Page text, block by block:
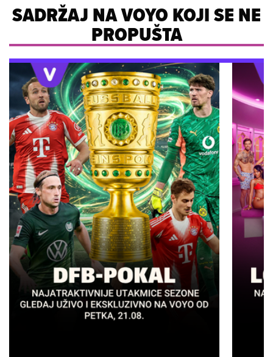
SADRŽAJ NA VOYO KOJI SE NE
PROPUŠTA